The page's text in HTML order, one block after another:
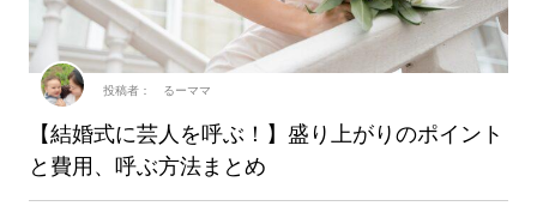
【結婚式に芸人を呼ぶ！】盛り上がりのポイント
と費用、呼ぶ方法まとめ
投稿者： るーママ